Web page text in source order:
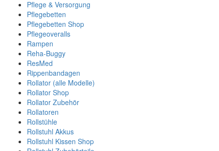
Pflege & Versorgung
Pflegebetten
Pflegebetten Shop
Pflegeoveralls
Rampen
Reha-Buggy
ResMed
Rippenbandagen
Rollator (alle Modelle)
Rollator Shop
Rollator Zubehör
Rollatoren
Rollstühle
Rollstuhl Akkus
Rollstuhl Kissen Shop